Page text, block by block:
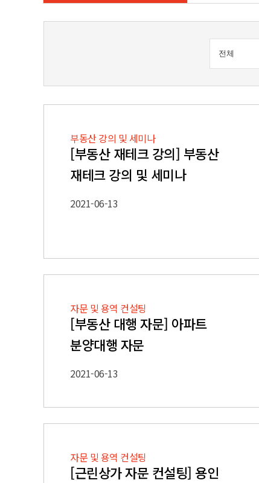
부동산 강의 및 세미나
[부동산 재테크 강의] 부동산
재테크 강의 및 세미나
2021-06-13
자문 및 용역 컨설팅
[부동산 대행 자문] 아파트
분양대행 자문
2021-06-13
자문 및 용역 컨설팅
[근린상가 자문 컨설팅] 용인